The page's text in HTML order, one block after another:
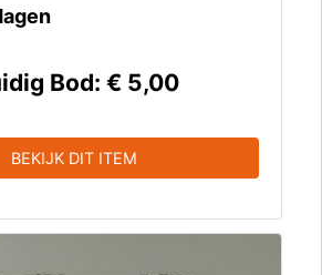
Bod: € 5,00
BEKIJK DIT ITEM